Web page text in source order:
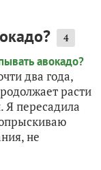
4
два года,
расти
пересадила
не